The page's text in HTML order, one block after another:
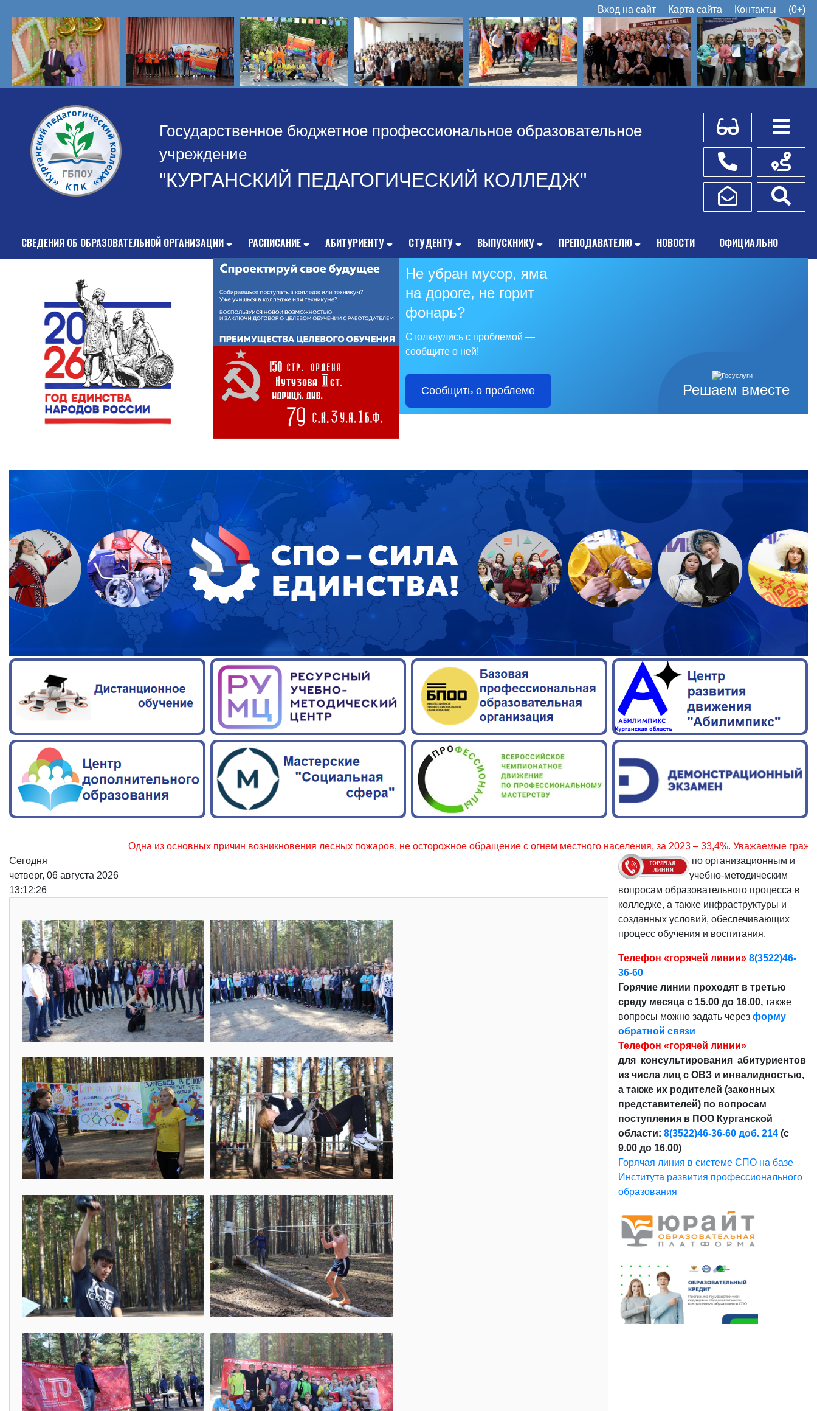
Вход на сайт Карта сайта Контакты (0+)
Государственное бюджетное профессиональное образовательное
учреждение
"КУРГАНСКИЙ ПЕДАГОГИЧЕСКИЙ КОЛЛЕДЖ"
Для слабовидящих
Телефоны
Написать обращение
Схема
СВЕДЕНИЯ ОБ ОБРАЗОВАТЕЛЬНОЙ ОРГАНИЗАЦИИ РАСПИСАНИЕ АБИТУРИЕНТУ СТУДЕНТУ ВЫПУСКНИКУ ПРЕПОДАВАТЕЛЮ НОВОСТИ ОФИЦИАЛЬНО
Решаем вместе
Не убран мусор, яма
на дороге, не горит
фонарь?
Столкнулись с проблемой —
сообщите о ней!
Сообщить о проблеме
Одна из основных причин возникновения лесных пожаров, не осторожное обращение с огнем местного населения, за 2023 – 33,4%. Уважаемые граждане, соблюдайте
Сегодня
четверг, 06 августа 2026
13:12:28
по организационным и
учебно-методическим
вопросам образовательного процесса в
колледже, а также инфраструктуры и
созданных условий, обеспечивающих
процесс обучения и воспитания.
Телефон «горячей линии» 8(3522)46-
36-60
Горячие линии проходят в третью
среду месяца с 15.00 до 16.00, также
вопросы можно задать через форму
обратной связи
Телефон «горячей линии»
для консультирования абитуриентов
из числа лиц с ОВЗ и инвалидностью,
а также их родителей (законных
представителей) по вопросам
поступления в ПОО Курганской
области: 8(3522)46-36-60 доб. 214(с
9.00 до 16.00)
Горячая линия в системе СПО на базе
Института развития профессионального
образования